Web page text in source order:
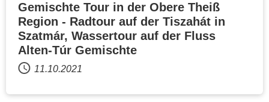
Gemischte Tour in der Obere Theiß
Region - Radtour auf der Tiszahát in
Szatmár, Wassertour auf der Fluss
Alten-Túr Gemischte
11.10.2021